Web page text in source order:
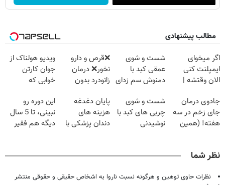
مطالب پیشنهادی
اگر میخوای
ایمپلنت کنی
الان وقتشه |
میلیون تومان!!!
شست و شوی
عمقی کبد با
دمنوش سم زدای
❌قرص‌ و دارو
نخور❌ درمان
زانودرد بدون
ویدیو هولناک از
جوان کارتن
خوابی که
آموزش رایگان
جادوی درمان
جای زخم در سه
هفته! (همین
شست و شوی
چربی های کبد با
نوشیدنی
پایان دغدغه
هزینه های
دندان پزشکی با
این دوره رو
نبینی، تا 5 سال
دیگه هم فقیر
نظر شما
نظرات حاوی توهین و هرگونه نسبت ناروا به اشخاص حقیقی و حقوقی منتشر